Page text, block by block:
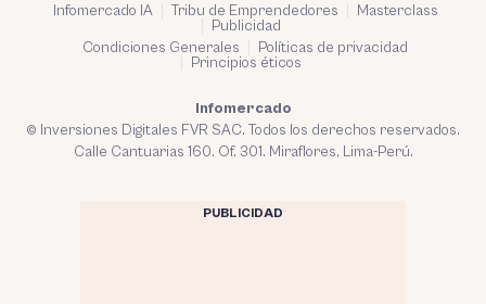
Infomercado IA Tribu de Emprendedores
Masterclass
Publicidad
Condiciones Generales
Políticas de privacidad
Principios éticos
Infomercado
© Inversiones Digitales FVR SAC. Todos los derechos reservados.
Calle Cantuarias 160. Of. 301. Miraflores, Lima-Perú.
PUBLICIDAD